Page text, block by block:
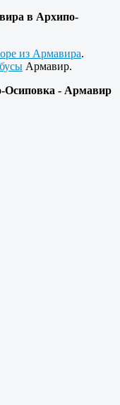
в Архипо-
из Армавира.
Армавир.
- Армавир